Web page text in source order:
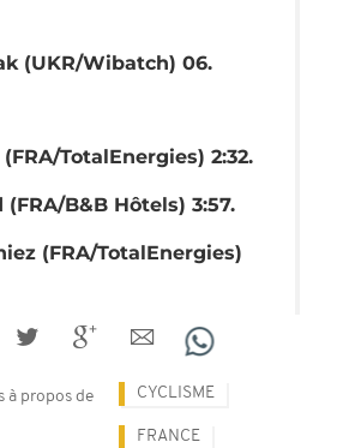
(UKR/Wibatch) 06.
TotalEnergies) 2:32.
B&B Hôtels) 3:57.
(FRA/TotalEnergies)
à propos de CYCLISME
FRANCE